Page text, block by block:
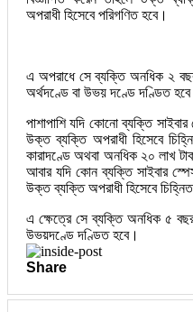
অপরাধী হিসেবে পরিগণিত হবে।
এ অপরাধে সে ব্যক্তি অনধিক ২
অর্থদণ্ডে বা উভয় দণ্ডে দণ্ডিত
পাশাপাশি যদি কোনো ব্যক্তি
উক্ত ব্যক্তি অপরাধী হিসেবে
কারাদণ্ডে অথবা অনধিক ২০ লাখ
আবার যদি কোন ব্যক্তি সাইবার
উক্ত ব্যক্তি অপরাধী হিসেবে
এ ক্ষেত্রে সে ব্যক্তি অনধিক ৫ বছর
উভয়দণ্ডে দণ্ডিত হবে।
Share